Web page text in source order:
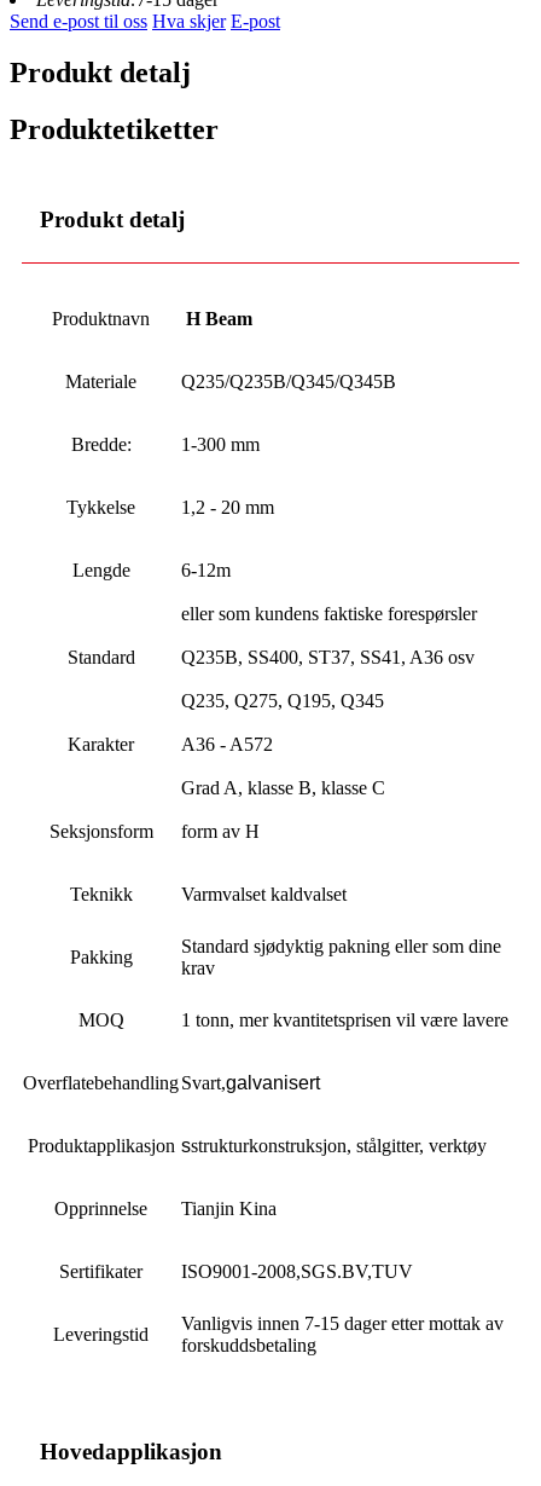
Send e-post til oss Hva skjer E-post
Produkt detalj
Produktetiketter
Produkt detalj
Produktnavn H Beam
Materiale Q235/Q235B/Q345/Q345B
Bredde: 1-300 mm
Tykkelse 1,2 - 20 mm
Lengde 6-12m
eller som kundens faktiske forespørsler
Standard Q235B, SS400, ST37, SS41, A36 osv
Q235, Q275, Q195, Q345
Karakter A36 - A572
Grad A, klasse B, klasse C
Seksjonsform form av H
Teknikk Varmvalset kaldvalset
Pakking
Standard sjødyktig pakning eller som dine
krav
MOQ 1 tonn, mer kvantitetsprisen vil være lavere
OverflatebehandlingSvart,galvanisert
Produktapplikasjon sstrukturkonstruksjon, stålgitter, verktøy
Opprinnelse Tianjin Kina
Sertifikater ISO9001-2008,SGS.BV,TUV
Leveringstid
Vanligvis innen 7-15 dager etter mottak av
forskuddsbetaling
Hovedapplikasjon